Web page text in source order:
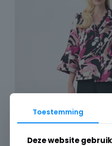
Toestemming
Deze website